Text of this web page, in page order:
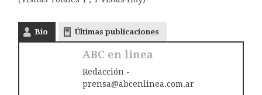
Bio Últimas publicaciones
ABC en linea
Redacción -
prensa@abcenlinea.com.ar